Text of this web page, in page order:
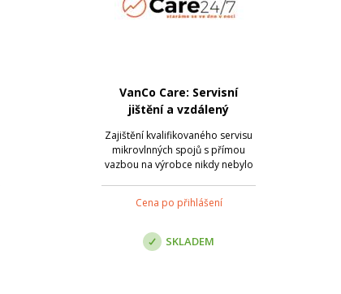
VanCo Care: Servisní
jištění a vzdálený
Zajištění kvalifikovaného servisu
mikrovlnných spojů s přímou
vazbou na výrobce nikdy nebylo
Cena po přihlášení
SKLADEM